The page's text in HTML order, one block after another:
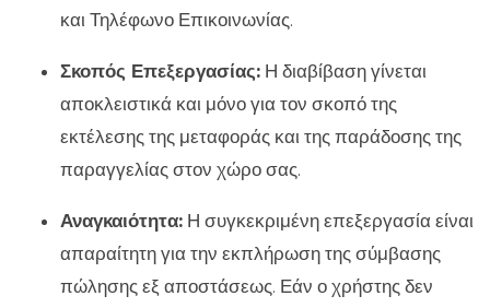
και Τηλέφωνο Επικοινωνίας.
Σκοπός Επεξεργασίας: Η διαβίβαση γίνεται
αποκλειστικά και μόνο για τον σκοπό της
εκτέλεσης της μεταφοράς και της παράδοσης της
παραγγελίας στον χώρο σας.
Αναγκαιότητα: Η συγκεκριμένη επεξεργασία είναι
απαραίτητη για την εκπλήρωση της σύμβασης
πώλησης εξ αποστάσεως. Εάν ο χρήστης δεν